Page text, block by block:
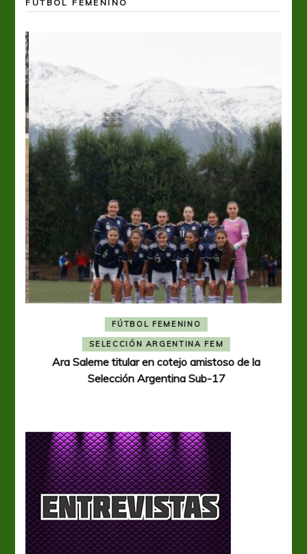
FÚTBOL FEMENINO
FÚTBOL FEMENINO
SELECCIÓN ARGENTINA FEM
Ara Saleme titular en cotejo amistoso de la
Selección Argentina Sub-17